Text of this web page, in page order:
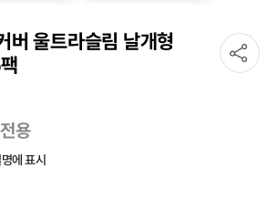
버 울트라슬림 날개형
용
에 표시